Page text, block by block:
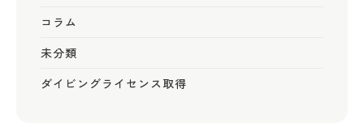
コラム
未分類
ダイビングライセンス取得